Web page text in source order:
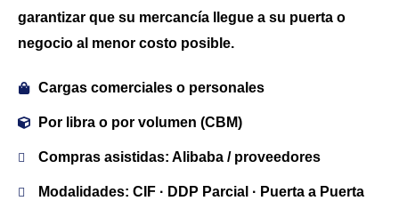
garantizar que su mercancía llegue a su puerta o
negocio al menor costo posible.
Cargas comerciales o personales
Por libra o por volumen (CBM)
Compras asistidas: Alibaba / proveedores
Modalidades: CIF · DDP Parcial · Puerta a Puerta